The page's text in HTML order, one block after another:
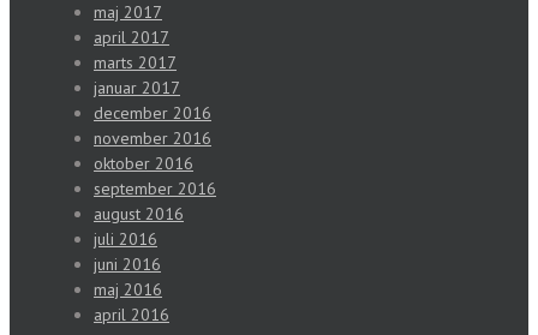
maj 2017
april 2017
marts 2017
januar 2017
december 2016
november 2016
oktober 2016
september 2016
august 2016
juli 2016
juni 2016
maj 2016
april 2016